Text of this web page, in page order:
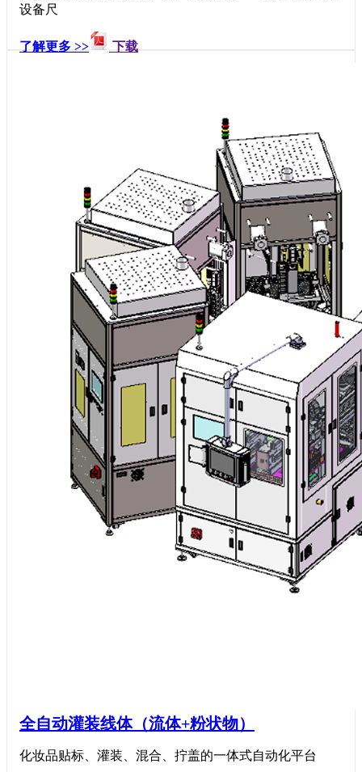
设备尺
了解更多 >> 下载
全自动灌装线体（流体+粉状物）
化妆品贴标、灌装、混合、拧盖的一体式自动化平台